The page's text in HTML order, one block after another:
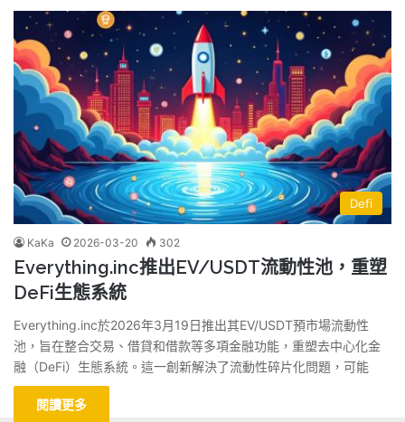
Defi
KaKa 2026-03-20 302
Everything.inc推出EV/USDT流動性池，重塑
DeFi生態系統
Everything.inc於2026年3月19日推出其EV/USDT預市場流動性
池，旨在整合交易、借貸和借款等多項金融功能，重塑去中心化金
融（DeFi）生態系統。這一創新解決了流動性碎片化問題，可能
閱讀更多